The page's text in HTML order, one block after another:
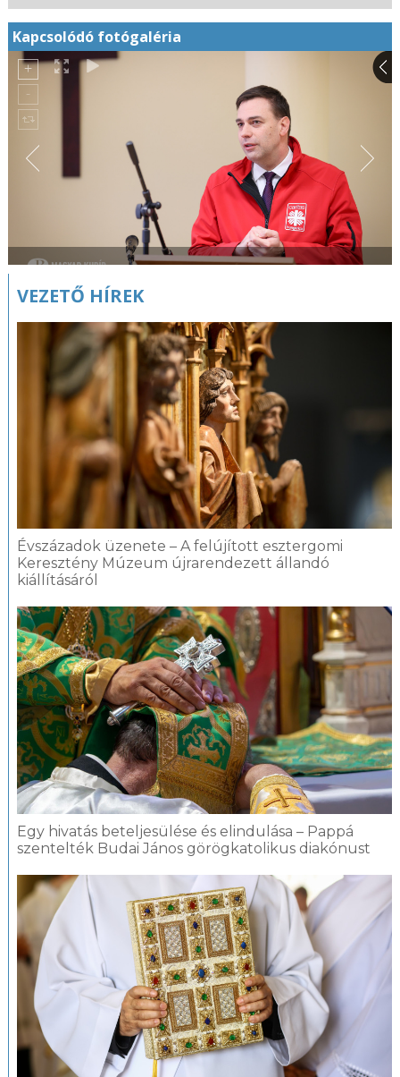
Kapcsolódó fotógaléria
VEZETŐ HÍREK
Évszázadok üzenete – A felújított esztergomi
Keresztény Múzeum újrarendezett állandó
kiállításáról
Egy hivatás beteljesülése és elindulása – Pappá
szentelték Budai János görögkatolikus diakónust